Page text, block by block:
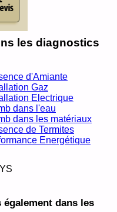
les diagnostics
d'Amiante
Gaz
Electrique
dans l'eau
dans les matériaux
de Termites
Energétique
dans les